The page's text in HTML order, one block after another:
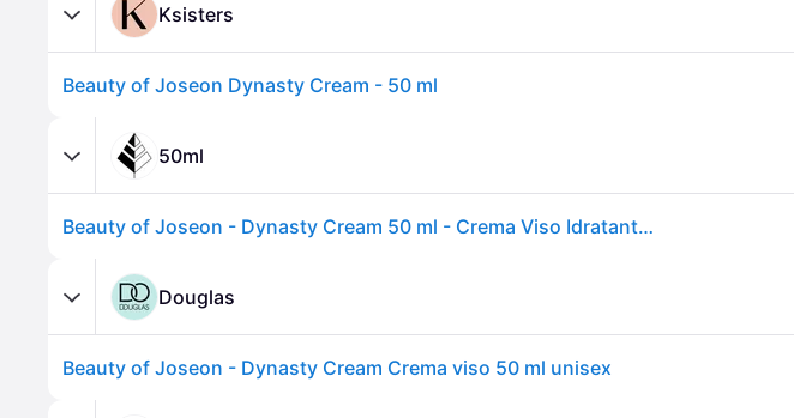
Ksisters
Beauty of Joseon Dynasty Cream - 50 ml
50ml
Beauty of Joseon - Dynasty Cream 50 ml - Crema Viso Idratante Per Tutti I Tipi Di Pelle
Douglas
Beauty of Joseon - Dynasty Cream Crema viso 50 ml unisex